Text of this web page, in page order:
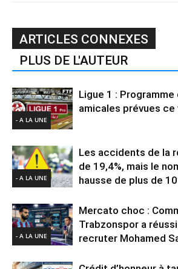
ARTICLES CONNEXES
PLUS DE L'AUTEUR
- A LA UNE
Ligue 1 :
amicales prévues ce
- A LA UNE
Les accidents de la
de 19,4%, mais le
hausse de plus de
- A LA UNE
Mercato choc :
Trabzonspor a
recruter Mohamed